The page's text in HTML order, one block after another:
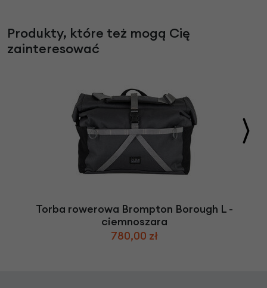
Produkty, które też mogą Cię
zainteresować
Torba rowerowa Brompton Borough L -
ciemnoszara
780,00 zł